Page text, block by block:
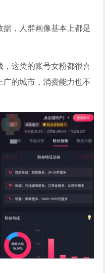
，人群画像基本上都是
，这类的账号女粉都很喜
的城市，消费能力也不